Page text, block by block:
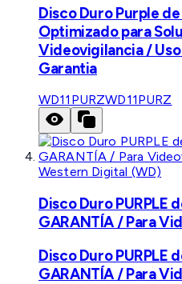
Disco Duro Purple
Optimizado para
Videovigilancia /
Garantia
WD11PURZWD11PURZ
Western Digital (WD)
Disco Duro PURPLE
GARANTÍA / Para
Disco Duro PURPLE
GARANTÍA / Para